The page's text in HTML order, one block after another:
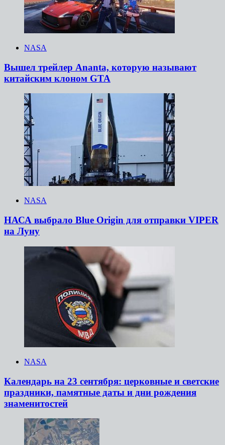
NASA
Вышел трейлер Ananta, которую называют
китайским клоном GTA
NASA
НАСА выбрало Blue Origin для отправки VIPER
на Луну
NASA
Календарь на 23 сентября: церковные и светские
праздники, памятные даты и дни рождения
знаменитостей